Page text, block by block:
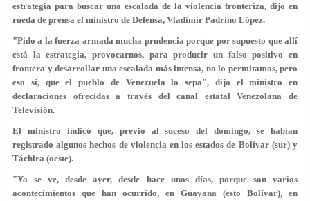
estrategia para buscar una escalada de la violencia fronteriza, dijo en
rueda de prensa el ministro de Defensa, Vladimir Padrino López.
"Pido a la fuerza armada mucha prudencia porque por supuesto que allí
está la estrategia, provocarnos, para producir un falso positivo en
frontera y desarrollar una escalada más intensa, no lo permitamos, pero
eso sí, que el pueblo de Venezuela lo sepa", dijo el ministro en
declaraciones ofrecidas a través del canal estatal Venezolana de
Televisión.
El ministro indicó que, previo al suceso del domingo, se habían
registrado algunos hechos de violencia en los estados de Bolívar (sur) y
Táchira (oeste).
"Ya se ve, desde ayer, desde hace unos días, porque son varios
acontecimientos que han ocurrido, en Guayana (esto Bolívar), en